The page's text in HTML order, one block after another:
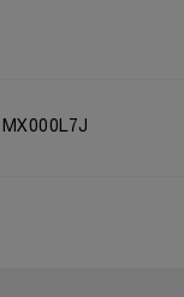
MX000L7J